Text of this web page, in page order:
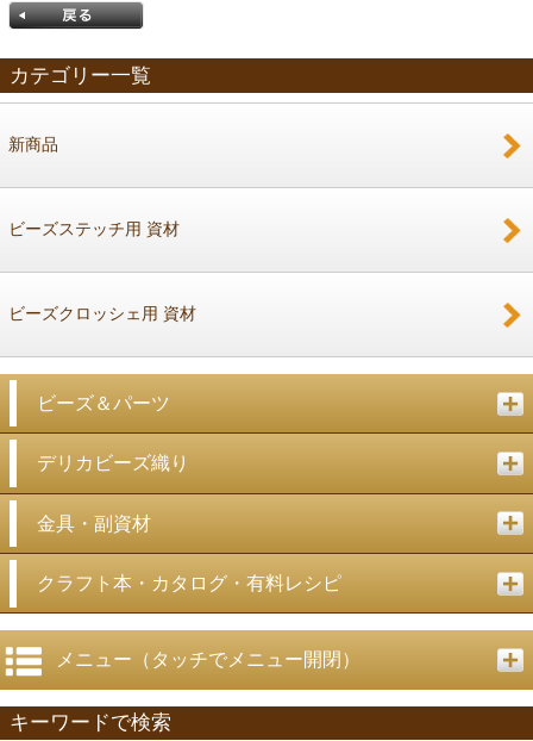
カテゴリー一覧
新商品
ビーズステッチ用 資材
ビーズクロッシェ用 資材
ビーズ＆パーツ
デリカビーズ織り
金具・副資材
クラフト本・カタログ・有料レシピ
メニュー（タッチでメニュー開閉）
キーワードで検索